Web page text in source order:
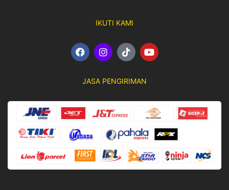
IKUTI KAMI
F
a
b
o
k
I
n
a
r
a
m
T
i
o
Y
o
e
JASA PENGIRIMAN